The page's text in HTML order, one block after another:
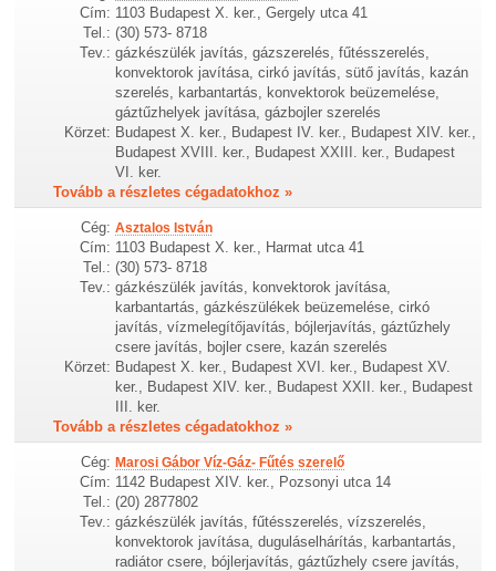
Cím: 1103 Budapest X. ker., Gergely utca 41
Tel.: (30) 573- 8718
Tev.: gázkészülék javítás, gázszerelés, fűtésszerelés,
konvektorok javítása, cirkó javítás, sütő javítás, kazán
szerelés, karbantartás, konvektorok beüzemelése,
gáztűzhelyek javítása, gázbojler szerelés
Körzet: Budapest X. ker., Budapest IV. ker., Budapest XIV. ker.,
Budapest XVIII. ker., Budapest XXIII. ker., Budapest
VI. ker.
Tovább a részletes cégadatokhoz »
Cég: Asztalos István
Cím: 1103 Budapest X. ker., Harmat utca 41
Tel.: (30) 573- 8718
Tev.: gázkészülék javítás, konvektorok javítása,
karbantartás, gázkészülékek beüzemelése, cirkó
javítás, vízmelegítőjavítás, bójlerjavítás, gáztűzhely
csere javítás, bojler csere, kazán szerelés
Körzet: Budapest X. ker., Budapest XVI. ker., Budapest XV.
ker., Budapest XIV. ker., Budapest XXII. ker., Budapest
III. ker.
Tovább a részletes cégadatokhoz »
Cég: Marosi Gábor Víz-Gáz- Fűtés szerelő
Cím: 1142 Budapest XIV. ker., Pozsonyi utca 14
Tel.: (20) 2877802
Tev.: gázkészülék javítás, fűtésszerelés, vízszerelés,
konvektorok javítása, duguláselhárítás, karbantartás,
radiátor csere, bójlerjavítás, gáztűzhely csere javítás,